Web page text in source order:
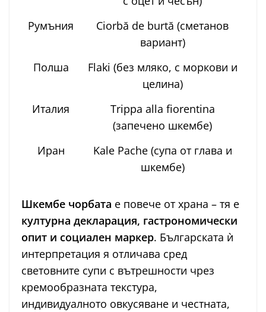
Румъния
Ciorbă de burtă (сметанов
вариант)
Полша
Flaki (без мляко, с моркови и
целина)
Италия
Trippa alla fiorentina
(запечено шкембе)
Иран
Kale Pache (супа от глава и
шкембе)
Шкембе чорбата е повече от храна – тя е
културна декларация, гастрономически
опит и социален маркер. Българската ѝ
интерпретация я отличава сред
световните супи с вътрешности чрез
кремообразната текстура,
индивидуалното овкусяване и честната,